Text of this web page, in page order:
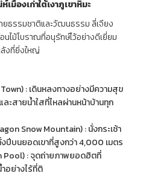
เมืองเก่าใต้เงาภูเขาหิมะ
ยธรรมชาติและวัฒนธรรม ลี่เจียง
ไม้โบราณที่อนุรักษ์ไว้อย่างดีเยี่ยม
ลังที่ยิ่งใหญ่
: เดินหลงทางอย่างมีความสุข
ะสายน้ำใสที่ไหลผ่านหน้าบ้านทุก
Snow Mountain) : นั่งกระเช้า
บนยอดเขาที่สูงกว่า 4,000 เมตร
Pool) : จุดถ่ายภาพยอดฮิตที่
อย่างไร้ที่ติ